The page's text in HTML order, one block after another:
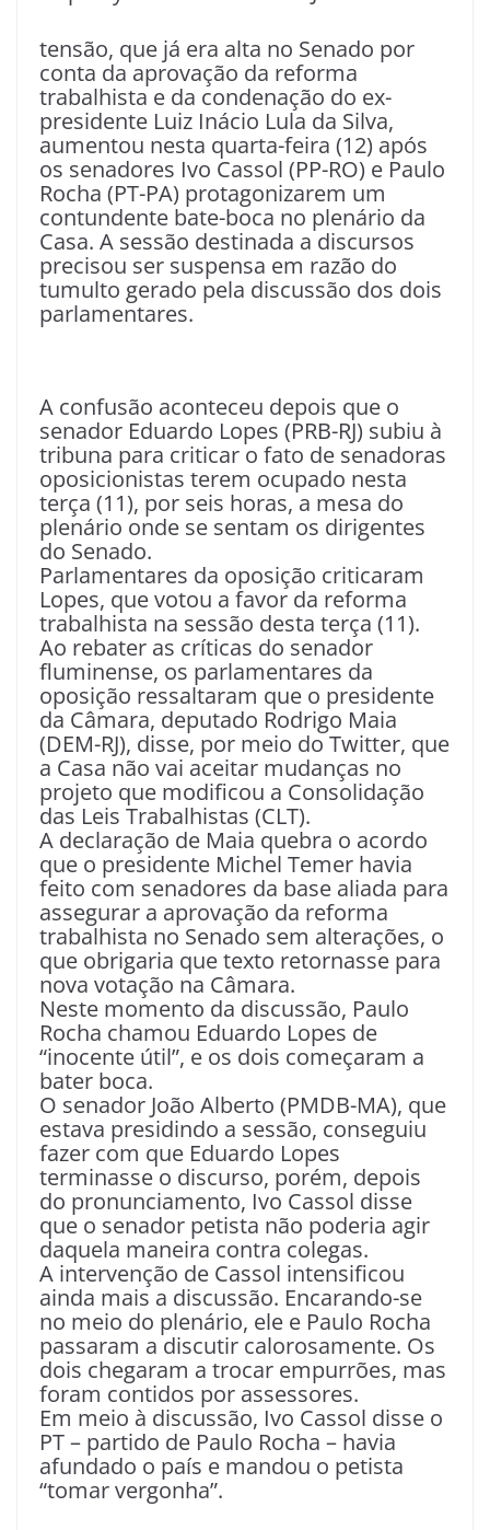
tensão, que já era alta no Senado por
conta da aprovação da reforma
trabalhista e da condenação do ex-
presidente Luiz Inácio Lula da Silva,
aumentou nesta quarta-feira (12) após
os senadores Ivo Cassol (PP-RO) e Paulo
Rocha (PT-PA) protagonizarem um
contundente bate-boca no plenário da
Casa. A sessão destinada a discursos
precisou ser suspensa em razão do
tumulto gerado pela discussão dos dois
parlamentares.
A confusão aconteceu depois que o
senador Eduardo Lopes (PRB-RJ) subiu à
tribuna para criticar o fato de senadoras
oposicionistas terem ocupado nesta
terça (11), por seis horas, a mesa do
plenário onde se sentam os dirigentes
do Senado.
Parlamentares da oposição criticaram
Lopes, que votou a favor da reforma
trabalhista na sessão desta terça (11).
Ao rebater as críticas do senador
fluminense, os parlamentares da
oposição ressaltaram que o presidente
da Câmara, deputado Rodrigo Maia
(DEM-RJ), disse, por meio do Twitter, que
a Casa não vai aceitar mudanças no
projeto que modificou a Consolidação
das Leis Trabalhistas (CLT).
A declaração de Maia quebra o acordo
que o presidente Michel Temer havia
feito com senadores da base aliada para
assegurar a aprovação da reforma
trabalhista no Senado sem alterações, o
que obrigaria que texto retornasse para
nova votação na Câmara.
Neste momento da discussão, Paulo
Rocha chamou Eduardo Lopes de
“inocente útil”, e os dois começaram a
bater boca.
O senador João Alberto (PMDB-MA), que
estava presidindo a sessão, conseguiu
fazer com que Eduardo Lopes
terminasse o discurso, porém, depois
do pronunciamento, Ivo Cassol disse
que o senador petista não poderia agir
daquela maneira contra colegas.
A intervenção de Cassol intensificou
ainda mais a discussão. Encarando-se
no meio do plenário, ele e Paulo Rocha
passaram a discutir calorosamente. Os
dois chegaram a trocar empurrões, mas
foram contidos por assessores.
Em meio à discussão, Ivo Cassol disse o
PT – partido de Paulo Rocha – havia
afundado o país e mandou o petista
“tomar vergonha”.